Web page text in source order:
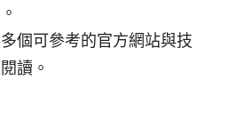
個可參考的官方網站與技
讀。